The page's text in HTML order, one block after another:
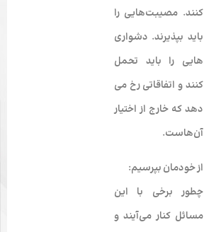
کنند. مصیبت­‌هایی را
باید بپذیرند. دشواری­‌
هایی را باید تحمل
کنند و اتفاقاتی رخ می­‌
دهد که خارج از اختیار
آن‌هاست.
از خودمان بپرسیم:
چطور برخی با این
مسائل کنار می‌­آیند و